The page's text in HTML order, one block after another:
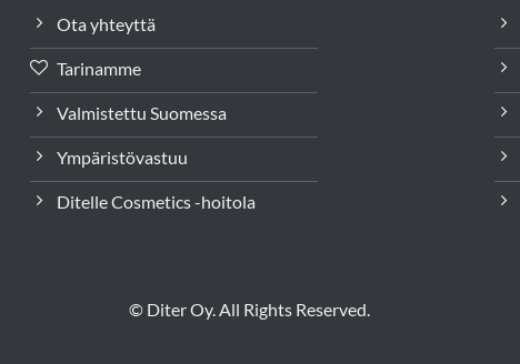
Ota yhteyttä
Tarinamme
Valmistettu Suomessa
Ympäristövastuu
Ditelle Cosmetics -hoitola
© Diter Oy. All Rights Reserved.